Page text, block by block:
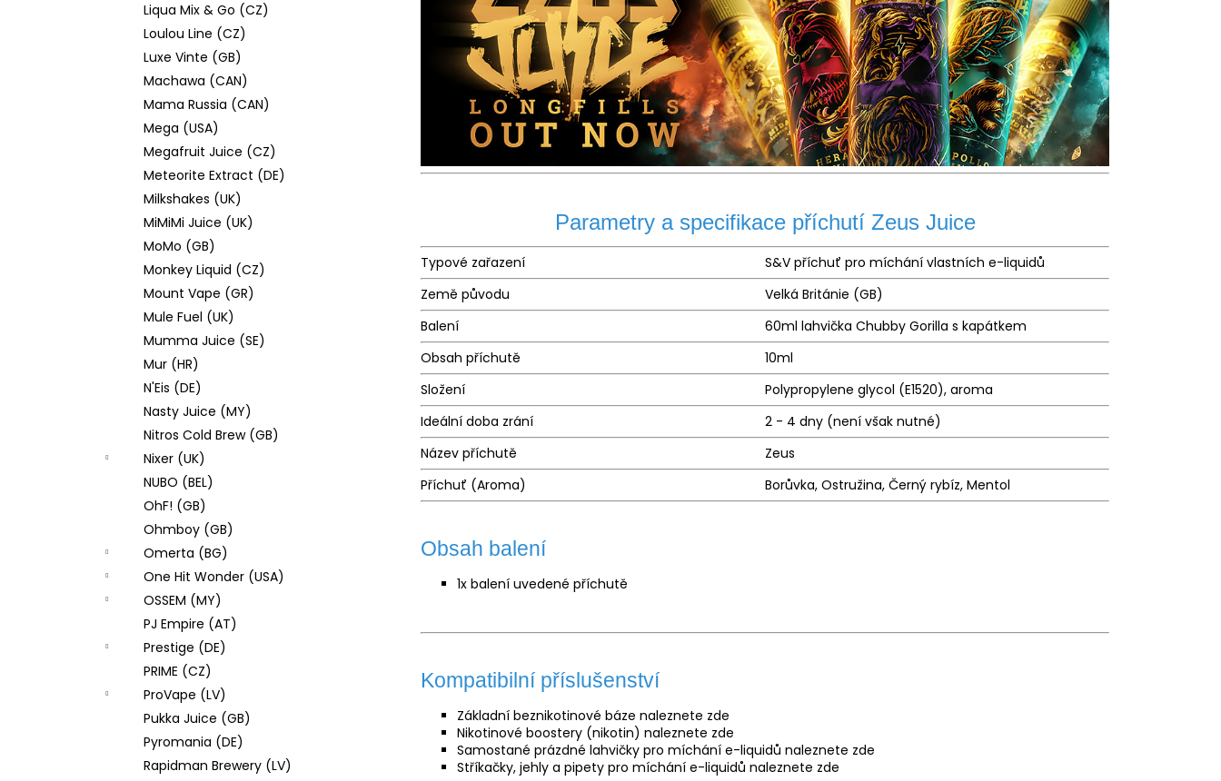
Liqua Mix & Go (CZ)
Loulou Line (CZ)
Luxe Vinte (GB)
Machawa (CAN)
Mama Russia (CAN)
Mega (USA)
Megafruit Juice (CZ)
Meteorite Extract (DE)
Milkshakes (UK)
MiMiMi Juice (UK)
MoMo (GB)
Monkey Liquid (CZ)
Mount Vape (GR)
Mule Fuel (UK)
Mumma Juice (SE)
Mur (HR)
N'Eis (DE)
Nasty Juice (MY)
Nitros Cold Brew (GB)
Nixer (UK)
NUBO (BEL)
OhF! (GB)
Ohmboy (GB)
Omerta (BG)
One Hit Wonder (USA)
OSSEM (MY)
PJ Empire (AT)
Prestige (DE)
PRIME (CZ)
ProVape (LV)
Pukka Juice (GB)
Pyromania (DE)
Rapidman Brewery (LV)
Parametry a specifikace příchutí Zeus Juice
Typové zařazení
S&V příchuť pro míchání vlastních e-liquidů
Země původu
Velká Británie (GB)
Balení
60ml lahvička Chubby Gorilla s kapátkem
Obsah příchutě
10ml
Složení
Polypropylene glycol (E1520), aroma
Ideální doba zrání
2 - 4 dny (není však nutné)
Název příchutě
Zeus
Příchuť (Aroma)
Borůvka, Ostružina, Černý rybíz, Mentol
Obsah balení
1x balení uvedené příchutě
Kompatibilní příslušenství
Základní beznikotinové báze naleznete zde
Nikotinové boostery (nikotin) naleznete zde
Samostané prázdné lahvičky pro míchání e-liquidů naleznete zde
Stříkačky, jehly a pipety pro míchání e-liquidů naleznete zde